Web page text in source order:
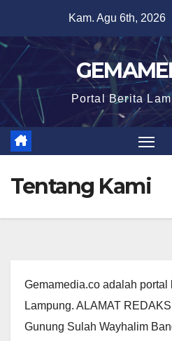
content
Kam. Agu 6th, 2026
Portal Berita
Tentang Kami
Gemamedia.co adalah
Lampung. ALAMAT REDAKSI
Gunung Sulah Wayhalim